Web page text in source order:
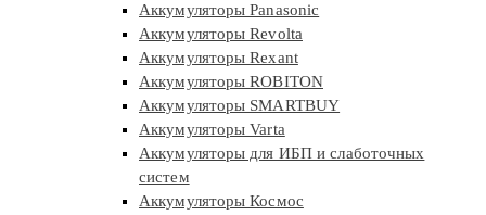
Аккумуляторы Panasonic
Аккумуляторы Revolta
Аккумуляторы Rexant
Аккумуляторы ROBITON
Аккумуляторы SMARTBUY
Аккумуляторы Varta
Аккумуляторы для ИБП и слаботочных
систем
Аккумуляторы Космос